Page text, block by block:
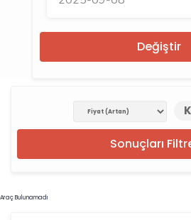
Değiştir
Sonuçları
Araç Bulunamadı